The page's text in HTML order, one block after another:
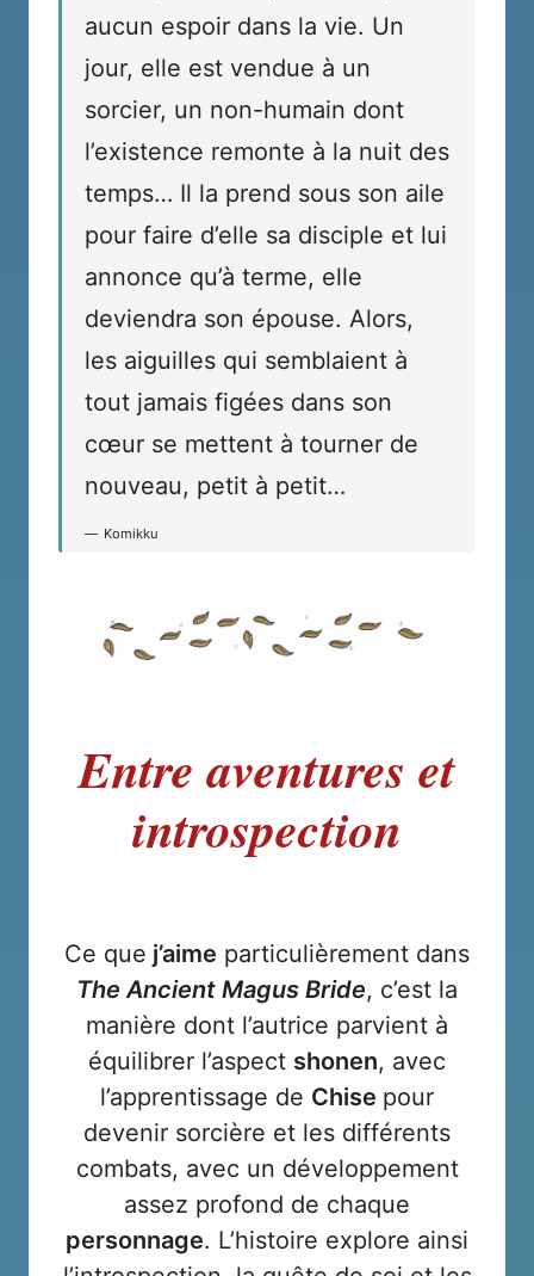
aucun espoir dans la vie. Un
jour, elle est vendue à un
sorcier, un non-humain dont
l’existence remonte à la nuit des
temps… Il la prend sous son aile
pour faire d’elle sa disciple et lui
annonce qu’à terme, elle
deviendra son épouse. Alors,
les aiguilles qui semblaient à
tout jamais figées dans son
cœur se mettent à tourner de
nouveau, petit à petit…
Komikku
Entre aventures et
introspection
Ce que j’aime particulièrement dans
The Ancient Magus Bride, c’est la
manière dont l’autrice parvient à
équilibrer l’aspect shonen, avec
l’apprentissage de Chise pour
devenir sorcière et les différents
combats, avec un développement
assez profond de chaque
personnage. L’histoire explore ainsi